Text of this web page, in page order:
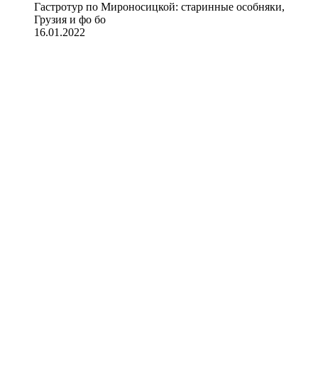
Гастротур по Мироносицкой: старинные особняки,
Грузия и фо бо
16.01.2022